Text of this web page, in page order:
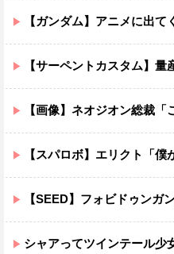
【ガンダム】アニメに出てくる
【サーペントカスタム】量産機
【画像】ネオジオン総裁「この暖かさをも
【スパロボ】エリクト「僕がラスボス一つ前の
【SEED】フォビドゥンガンダム「ビーム弾きます、ビーム
シャアってツインテール少女時代